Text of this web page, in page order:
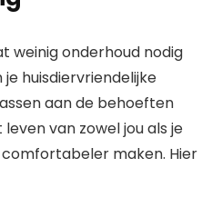
weinig onderhoud nodig
huisdiervriendelijke
aan de behoeften
van zowel jou als je
maken. Hier